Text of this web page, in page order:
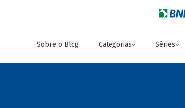
Sobre o Blog Categorias Séries